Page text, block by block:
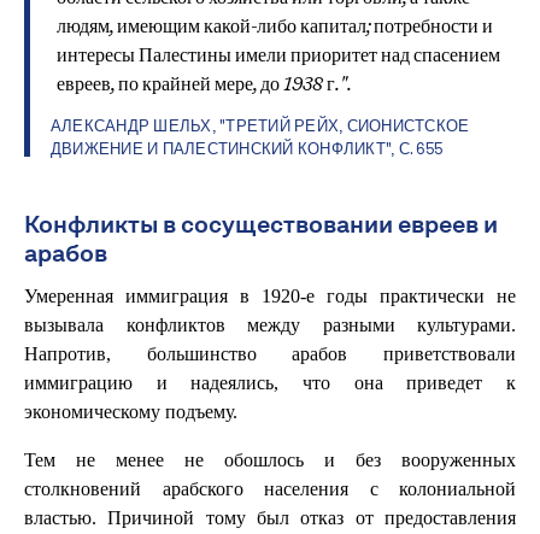
людям, имеющим какой-либо капитал; потребности и
интересы Палестины имели приоритет над спасением
евреев, по крайней мере, до 1938 г.".
АЛЕКСАНДР ШЕЛЬХ,"ТРЕТИЙ РЕЙХ, СИОНИСТСКОЕ
ДВИЖЕНИЕ И ПАЛЕСТИНСКИЙ КОНФЛИКТ", С. 655
Конфликты в сосуществовании евреев и
арабов
Умеренная иммиграция в 1920-е годы практически не
вызывала конфликтов между разными культурами.
Напротив, большинство арабов приветствовали
иммиграцию и надеялись, что она приведет к
экономическому подъему.
Тем не менее не обошлось и без вооруженных
столкновений арабского населения с колониальной
властью. Причиной тому был отказ от предоставления